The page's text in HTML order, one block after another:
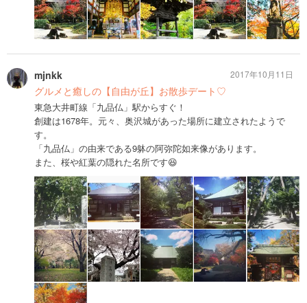
mjnkk
グルメと癒しの【自由が丘】お散歩デート♡
東急大井町線「九品仏」駅からすぐ！
創建は1678年。元々、奥沢城があった場所に建立されたようで
す。
「九品仏」の由来である9躰の阿弥陀如来像があります。
また、桜や紅葉の隠れた名所です😆
2017年10月11日